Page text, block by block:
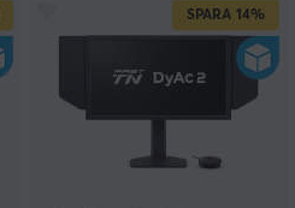
SPARA 14%